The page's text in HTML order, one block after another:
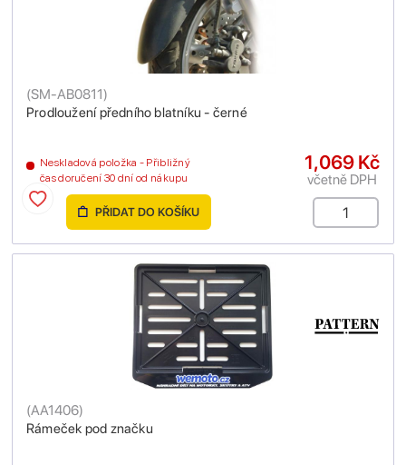
Prodloužení předního blatníku - černé
(SM-AB0811)
Neskladová položka - Přibližný
čas doručení 30 dní od nákupu
1,069 Kč
včetně DPH
PŘIDAT DO KOŠÍKU
Rámeček pod značku
(AA1406)